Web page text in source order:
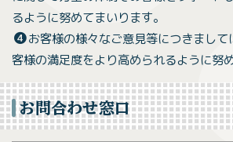
るように努めてまいります。
お客様の様々なご意見等につきまし
客様の満足度をより高められるように努
お問合わせ窓口